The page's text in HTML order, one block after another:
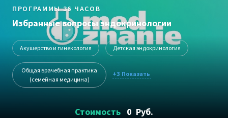
ПРОГРАММЫ 36 ЧАСОВ
Избранные вопросы эндокринологии
Акушерство и гинекология Детская эндокринология
Общая врачебная практика
(семейная медицина)
+3
Стоимость 0 Руб.